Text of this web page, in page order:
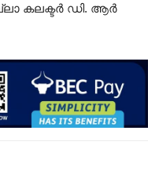
കലക്ടർ ഡി. ആർ